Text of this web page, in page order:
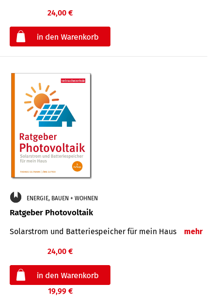
24,00 €
ENERGIE, BAUEN + WOHNEN
Ratgeber Photovoltaik
Solarstrom und Batteriespeicher für mein Haus mehr
24,00 €
19,99 €